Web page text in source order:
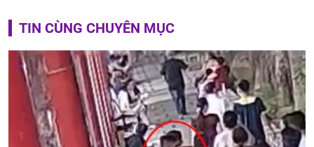
TIN CÙNG CHUYÊN MỤC